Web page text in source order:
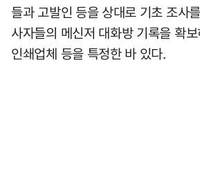
들과 고발인 등을 상대로 기초 조사
사자들의 메신저 대화방 기록을 확
인쇄업체 등을 특정한 바 있다.